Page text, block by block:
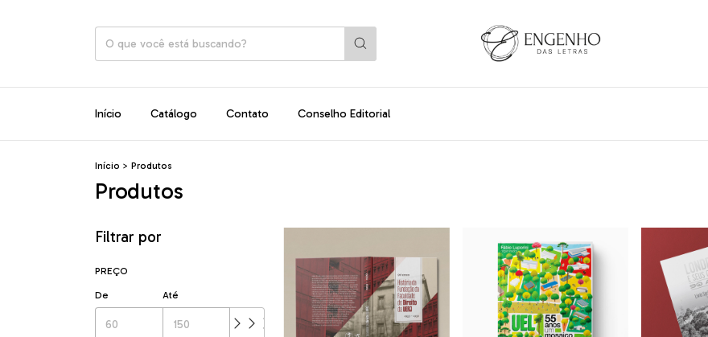
Início Catálogo Contato Conselho Editorial
Início > Produtos
Produtos
Filtrar por
PREÇO
De Até